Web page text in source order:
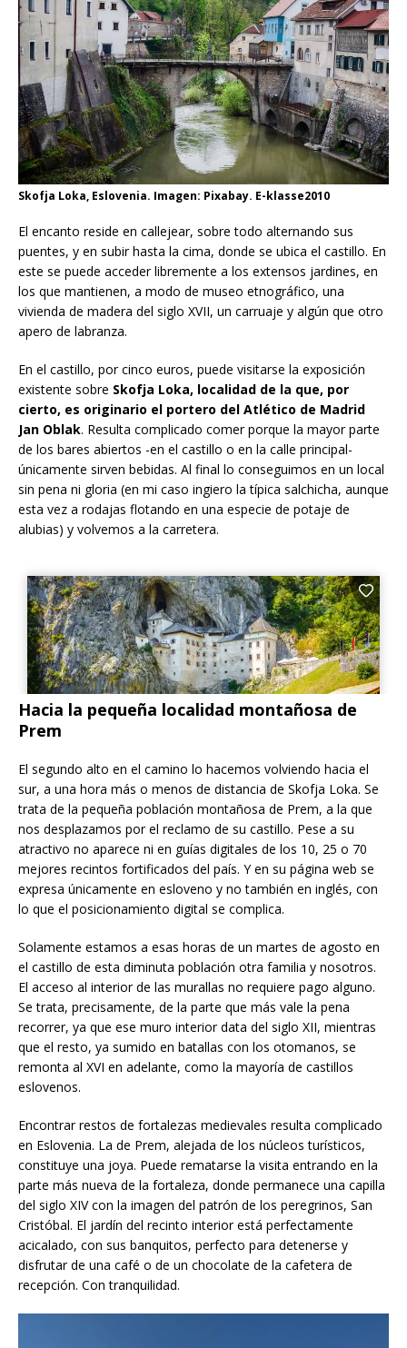
Skofja Loka, Eslovenia. Imagen: Pixabay. E-klasse2010
El encanto reside en callejear, sobre todo alternando sus
puentes, y en subir hasta la cima, donde se ubica el castillo. En
este se puede acceder libremente a los extensos jardines, en
los que mantienen, a modo de museo etnográfico, una
vivienda de madera del siglo XVII, un carruaje y algún que otro
apero de labranza.
En el castillo, por cinco euros, puede visitarse la exposición
existente sobre Skofja Loka, localidad de la que, por
cierto, es originario el portero del Atlético de Madrid
Jan Oblak. Resulta complicado comer porque la mayor parte
de los bares abiertos -en el castillo o en la calle principal-
únicamente sirven bebidas. Al final lo conseguimos en un local
sin pena ni gloria (en mi caso ingiero la típica salchicha, aunque
esta vez a rodajas flotando en una especie de potaje de
alubias) y volvemos a la carretera.
Hacia la pequeña localidad montañosa de
Prem
El segundo alto en el camino lo hacemos volviendo hacia el
sur, a una hora más o menos de distancia de Skofja Loka. Se
trata de la pequeña población montañosa de Prem, a la que
nos desplazamos por el reclamo de su castillo. Pese a su
atractivo no aparece ni en guías digitales de los 10, 25 o 70
mejores recintos fortificados del país. Y en su página web se
expresa únicamente en esloveno y no también en inglés, con
lo que el posicionamiento digital se complica.
Solamente estamos a esas horas de un martes de agosto en
el castillo de esta diminuta población otra familia y nosotros.
El acceso al interior de las murallas no requiere pago alguno.
Se trata, precisamente, de la parte que más vale la pena
recorrer, ya que ese muro interior data del siglo XII, mientras
que el resto, ya sumido en batallas con los otomanos, se
remonta al XVI en adelante, como la mayoría de castillos
eslovenos.
Encontrar restos de fortalezas medievales resulta complicado
en Eslovenia. La de Prem, alejada de los núcleos turísticos,
constituye una joya. Puede rematarse la visita entrando en la
parte más nueva de la fortaleza, donde permanece una capilla
del siglo XIV con la imagen del patrón de los peregrinos, San
Cristóbal. El jardín del recinto interior está perfectamente
acicalado, con sus banquitos, perfecto para detenerse y
disfrutar de una café o de un chocolate de la cafetera de
recepción. Con tranquilidad.